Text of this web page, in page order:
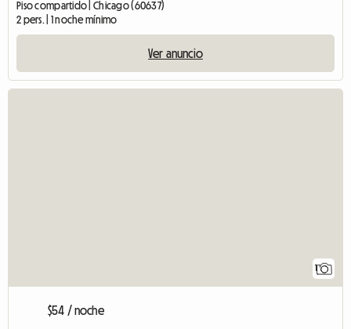
Piso compartido | Chicago (60637)
2 pers. | 1 noche mínimo
Ver anuncio
1
$54 / noche